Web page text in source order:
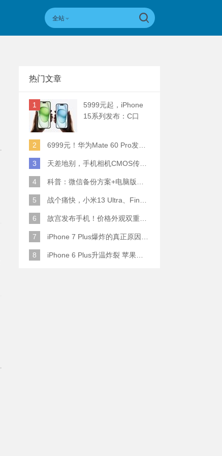
全站
热门文章
1
5999元起，iPhone
15系列发布：C口
2
6999元！华为Mate 60 Pro发布：麒麟9000S+卫星通话 (附初步跑分)
3 天差地别，手机相机CMOS传感器实际面积对比
4 科普：微信备份方案+电脑版丢失数据恢复指南
5 战个痛快，小米13 Ultra、Find X6 Pro、vivo X90 Pro+、小米12SU拍照横评
6 故宫发布手机！价格外观双重逆天！
7 iPhone 7 Plus爆炸的真正原因原来是这样
8 iPhone 6 Plus升温炸裂 苹果赔了一部全新的